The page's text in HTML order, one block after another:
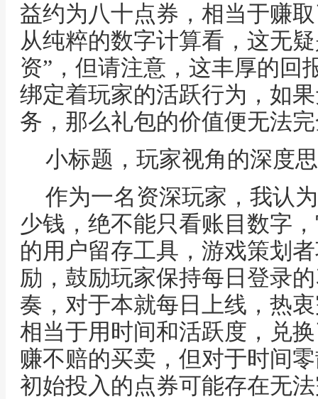
益约为八十点券，相当于赚
从纯粹的数字计算看，这无
资”，但请注意，这丰厚的回
绑定着玩家的活跃行为，如
务，那么礼包的价值便无法
小标题，玩家视角的深度
作为一名资深玩家，我认
少钱，绝不能只看账目数字
的用户留存工具，游戏策划
励，鼓励玩家保持每日登录
奏，对于本就每日上线，热
相当于用时间和活跃度，兑
赚不赔的买卖，但对于时间
初始投入的点券可能存在无